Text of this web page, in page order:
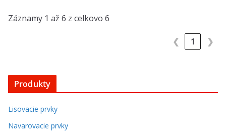
Záznamy 1 až 6 z celkovo 6
❮ 1 ❯
Produkty
Lisovacie prvky
Navarovacie prvky